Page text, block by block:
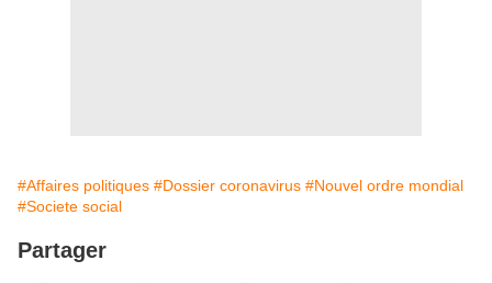
#Affaires politiques #Dossier coronavirus #Nouvel ordre mondial
#Societe social
Partager